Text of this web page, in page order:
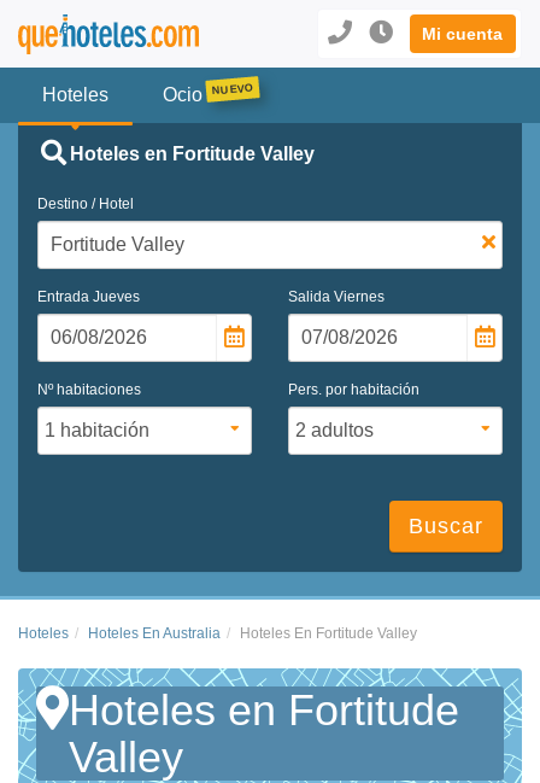
Mi cuenta
Hoteles Ocio
Hoteles en Fortitude Valley
Destino / Hotel
Entrada Jueves Salida Viernes
Nº habitaciones Pers. por habitación
Buscar
Hoteles Hoteles En Australia Hoteles En Fortitude Valley
Hoteles en Fortitude
Valley